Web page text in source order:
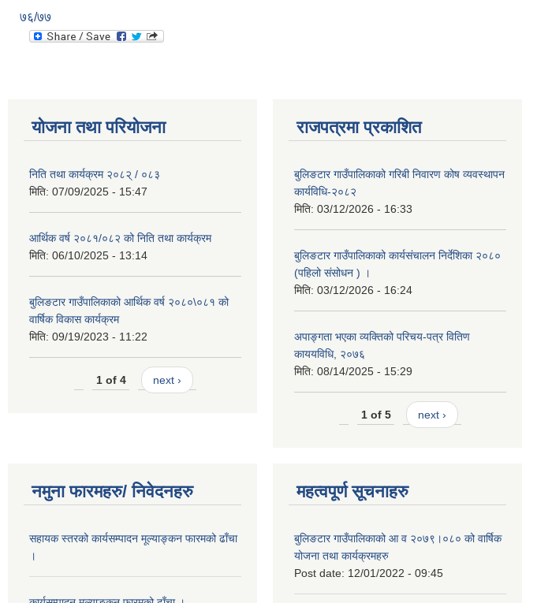
७६/७७
योजना तथा परियोजना
निति तथा कार्यक्रम २०८२् / ०८३
मिति: 07/09/2025 - 15:47
आर्थिक वर्ष २०८१/०८२ को निति तथा कार्यक्रम
मिति: 06/10/2025 - 13:14
बुलिङटार गाउँपालिकाको आर्थिक वर्ष २०८०\०८१ को
वार्षिक विकास कार्यक्रम
मिति: 09/19/2023 - 11:22
1 of 4 next ›
राजपत्रमा प्रकाशित
बुलिङटार गाउँपालिकाको गरिबी निवारण कोष व्यवस्थापन
कार्यविधि-२०८२
मिति: 03/12/2026 - 16:33
बुलिङटार गाउँपालिकाको कार्यसंचालन निर्देशिका २०८०
(पहिलो संसोधन ) ।
मिति: 03/12/2026 - 16:24
अपाङ्गता भएका व्यक्तिको परिचय-पत्र वितिण
काययविधि, २०७६
मिति: 08/14/2025 - 15:29
1 of 5 next ›
नमुना फारमहरु/ निवेदनहरु
सहायक स्तरको कार्यसम्पादन मूल्याङ्कन फारमको ढाँचा
।
महत्वपूर्ण सूचनाहरु
बुलिङटार गाउँपालिकाको आ व २०७९।०८० को वार्षिक
योजना तथा कार्यक्रमहरु
Post date: 12/01/2022 - 09:45